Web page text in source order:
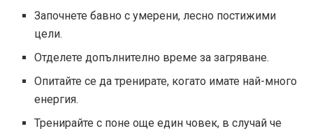
Започнете бавно с умерени, лесно постижими
цели.
Отделете допълнително време за загряване.
Опитайте се да тренирате, когато имате най-много
енергия.
Тренирайте с поне още един човек, в случай че